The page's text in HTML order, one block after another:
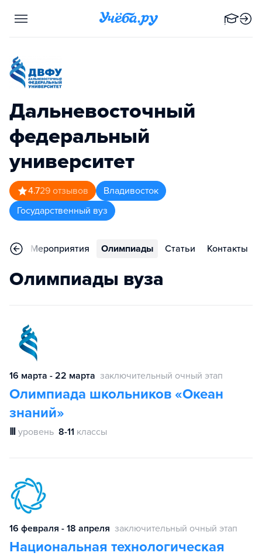
Дальневосточный
федеральный
университет
4.729 отзывов
Владивосток
Государственный вуз
Мероприятия Олимпиады Статьи Контакты
Олимпиады вуза
16 марта - 22 марта заключительный очный этап
Олимпиада школьников «Океан
знаний»
Ⅲ уровень 8-11 классы
16 февраля - 18 апреля заключительный очный этап
Национальная технологическая